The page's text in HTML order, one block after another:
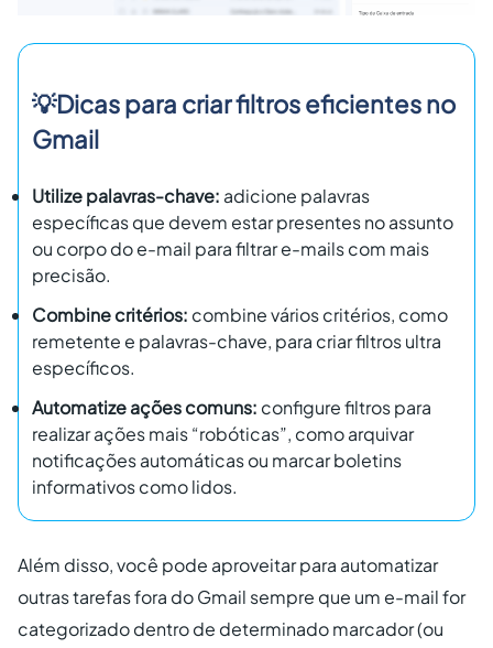
💡Dicas para criar filtros eficientes no
Gmail
Utilize palavras-chave: adicione palavras
específicas que devem estar presentes no assunto
ou corpo do e-mail para filtrar e-mails com mais
precisão.
Combine critérios: combine vários critérios, como
remetente e palavras-chave, para criar filtros ultra
específicos.
Automatize ações comuns: configure filtros para
realizar ações mais “robóticas”, como arquivar
notificações automáticas ou marcar boletins
informativos como lidos.
Além disso, você pode aproveitar para automatizar
outras tarefas fora do Gmail sempre que um e-mail for
categorizado dentro de determinado marcador (ou